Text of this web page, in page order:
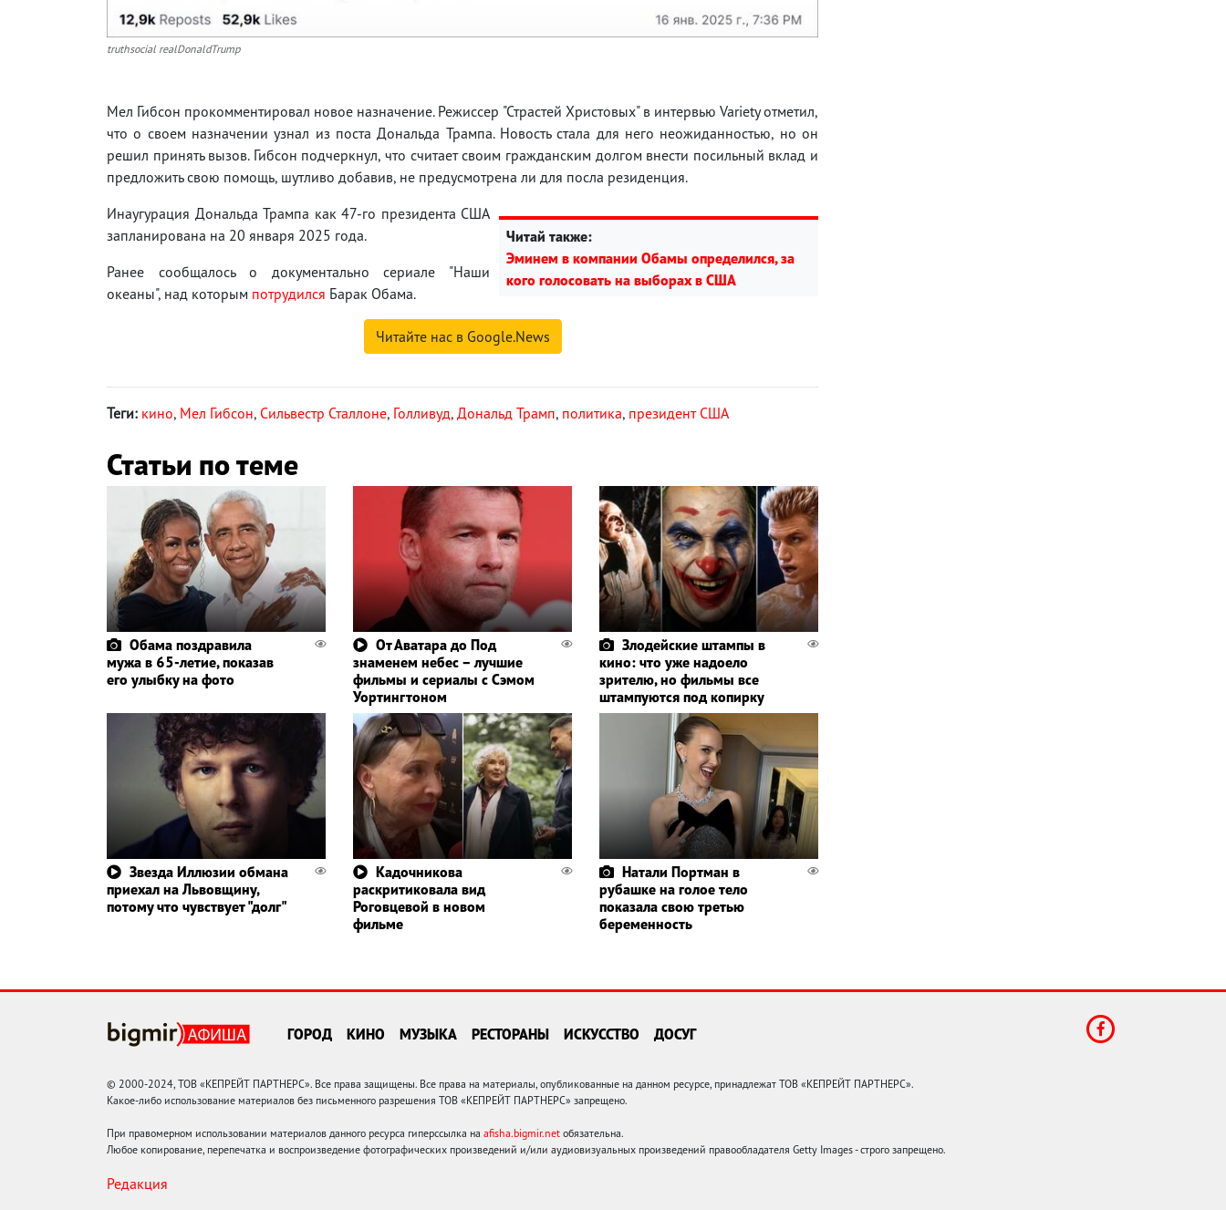
truthsocial realDonaldTrump
Мел Гибсон прокомментировал новое назначение. Режиссер "Страстей Христовых" в интервью Variety отметил,
что о своем назначении узнал из поста Дональда Трампа. Новость стала для него неожиданностью, но он
решил принять вызов. Гибсон подчеркнул, что считает своим гражданским долгом внести посильный вклад и
предложить свою помощь, шутливо добавив, не предусмотрена ли для посла резиденция.
Читай также:
Эминем в компании Обамы определился, за
кого голосовать на выборах в США
Инаугурация Дональда Трампа как 47-го президента США
запланирована на 20 января 2025 года.
Ранее сообщалось о документально сериале "Наши
океаны", над которым потрудился Барак Обама.
Читайте нас в Google.News
Теги: кино, Мел Гибсон, Сильвестр Сталлоне, Голливуд, Дональд Трамп, политика, президент США
Статьи по теме
Обама поздравила
мужа в 65-летие, показав
его улыбку на фото
От Аватара до Под
знаменем небес – лучшие
фильмы и сериалы с Сэмом
Уортингтоном
Злодейские штампы в
кино: что уже надоело
зрителю, но фильмы все
штампуются под копирку
Звезда Иллюзии обмана
приехал на Львовщину,
потому что чувствует "долг"
Кадочникова
раскритиковала вид
Роговцевой в новом
фильме
Натали Портман в
рубашке на голое тело
показала свою третью
беременность
ГОРОД КИНО МУЗЫКА РЕСТОРАНЫ ИСКУССТВО ДОСУГ
© 2000-2024, ТОВ «КЕПРЕЙТ ПАРТНЕРС». Все права защищены. Все права на материалы, опубликованные на данном ресурсе, принадлежат ТОВ «КЕПРЕЙТ ПАРТНЕРС».
Какое-либо использование материалов без письменного разрешения ТОВ «КЕПРЕЙТ ПАРТНЕРС» запрещено.
При правомерном использовании материалов данного ресурса гиперссылка на afisha.bigmir.net обязательна.
Любое копирование, перепечатка и воспроизведение фотографических произведений и/или аудиовизуальных произведений правообладателя Getty Images - строго запрещено.
Редакция